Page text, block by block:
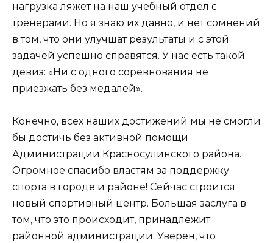
нагрузка ляжет на наш учебный отдел с
тренерами. Но я знаю их давно, и нет сомнений
в том, что они улучшат результаты и с этой
задачей успешно справятся. У нас есть такой
девиз: «Ни с одного соревнования не
приезжать без медалей».
Конечно, всех наших достижений мы не смогли
бы достичь без активной помощи
Администрации Красносулинского района.
Огромное спасибо властям за поддержку
спорта в городе и районе! Сейчас строится
новый спортивный центр. Большая заслуга в
том, что это происходит, принадлежит
районной администрации. Уверен, что